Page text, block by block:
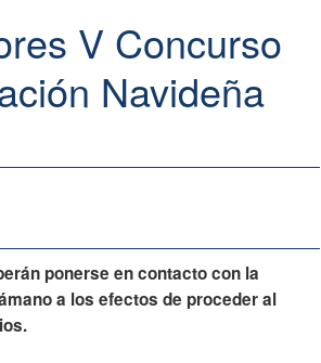
V Concurso
Navideña
ponerse en contacto con la
a los efectos de proceder al